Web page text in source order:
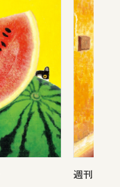
週刊新潮